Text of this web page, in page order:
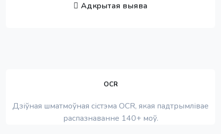
Адкрытая выява
OCR
Дзіўная шматмоўная сістэма OCR, якая падтрымлівае
распазнаванне 140+ моў.